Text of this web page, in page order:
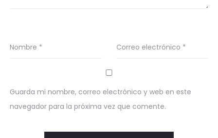
Nombre * Correo electrónico *
Guarda mi nombre, correo electrónico y web en este
navegador para la próxima vez que comente.